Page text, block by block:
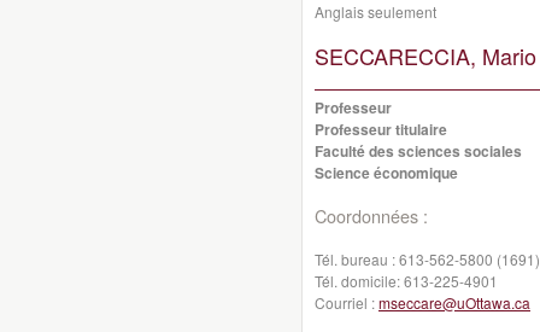
Anglais seulement
SECCARECCIA,
Professeur
Professeur titulaire
Faculté des sciences sociales
Science économique
Coordonnées :
Tél. bureau :613-562-5800 (1691)
Tél. domicile:613-225-4901
Courriel :mseccare@uOttawa.ca